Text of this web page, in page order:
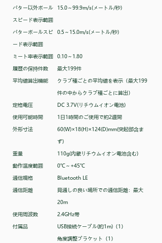
パター以外ボール
スピード表示範囲
15.0～99.9m/s(メートル/秒)
パターボールスピ
ード表示範囲
0.5～15.0m/s(メートル/秒)
ミート率表示範囲 0.10～1.80
履歴の保持件数
最大199件
平均値算出機能
クラブ種ごとの平均値を表示（最大199
件の中からクラブ種ごとに算出）
定格電圧
DC 3.7V(リチウムイオン電池)
使用可能時間
1日1時間のご使用で約2週間
外形寸法
60(W)×18(H)×124(D)mm(突起部含ま
ず)
重量
110g(内蔵リチウムイオン電池含む)
動作温度範囲
0℃～+45℃
通信規格
Bluetooth LE
通信距離
見通しの良い場所での通信距離：最大
20m
使用周波数
2.4GHz帯
付属品
USB接続ケーブル(約1m)（1）
角度調整ブラケット（1）